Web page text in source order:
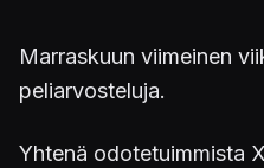
Marraskuun viimeinen
peliarvosteluja.
Yhtenä odotetuimmista